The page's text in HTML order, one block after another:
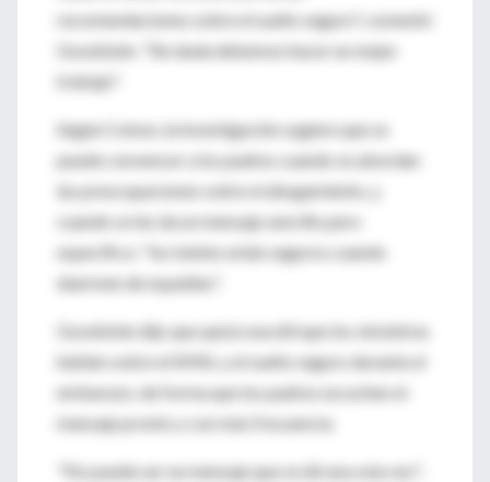
recomendaciones sobre el sueño seguro", comentó
Goodstein. "Sin duda debemos hacer un mejor
trabajo".
Según Colson, la investigación sugiere que se
puede convencer a los padres cuando se abordan
las preocupaciones sobre el ahogamiento, y
cuando se les da un mensaje sencillo pero
específico: "los bebés están seguros cuando
duermen de espaldas".
Goodstein dijo que quizá sea útil que los obstetras
hablen sobre el SMSL y el sueño seguro durante el
embarazo, de forma que los padres escuchen el
mensaje pronto y con más frecuencia.
"No puede ser un mensaje que se dé una sola vez",